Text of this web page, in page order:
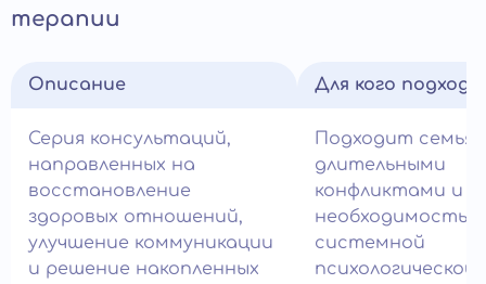
терапии
Описание
Серия консультаций,
направленных на
восстановление
здоровых отношений,
улучшение коммуникации
и решение накопленных
Для кого
Подходит
длительными
конфликтами и
необходимостью
системной
психологической